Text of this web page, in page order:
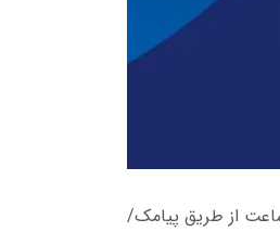
های 600 هزار تومانی دانلود فوری از حساب کاربری می باشد، و زمان تحویل لینک دانلود کتاب های 500 هزار تومانی حداکثر 12 ساعت از طریق پیامک/